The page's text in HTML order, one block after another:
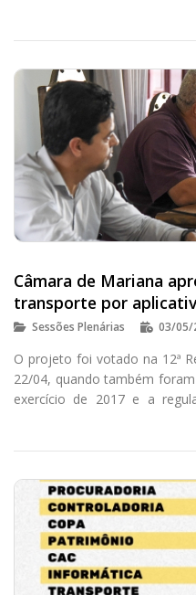
Câmara de Mariana
transporte por
Sessões Plenárias 03/05/
O projeto foi votado na 12ª
22/04, quando também
exercício de 2017 e a